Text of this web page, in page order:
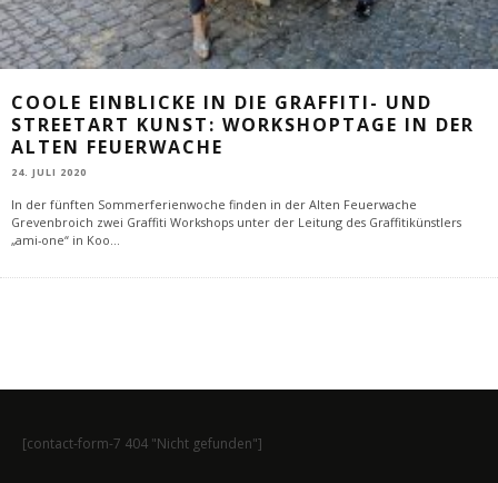
COOLE EINBLICKE IN DIE GRAFFITI- UND
STREETART KUNST: WORKSHOPTAGE IN DER
ALTEN FEUERWACHE
24. JULI 2020
In der fünften Sommerferienwoche finden in der Alten Feuerwache
Grevenbroich zwei Graffiti Workshops unter der Leitung des Graffitikünstlers
„ami-one“ in Koo...
[contact-form-7 404 "Nicht gefunden"]